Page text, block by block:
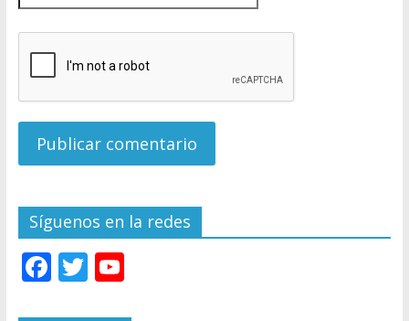
Síguenos en la redes
F
ac
T
w
Y